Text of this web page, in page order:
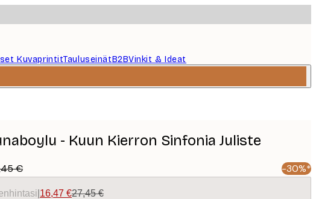
KuvaprintitTauluseinätB2BVinkit & Ideat
- Kuun Kierron Sinfonia Juliste
€ -30%*
16,47 €27,45 €